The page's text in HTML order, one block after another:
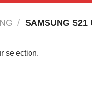
/ SAMSUNG S21
selection.